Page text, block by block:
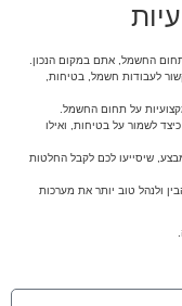
החשמל, אתם במקום הנכון.
לעבודות חשמל, בטיחות,
על תחום החשמל.
לשמור על בטיחות, ואילו
שיסייעו לכם לקבל החלטות
ולנהל טוב יותר את מערכות